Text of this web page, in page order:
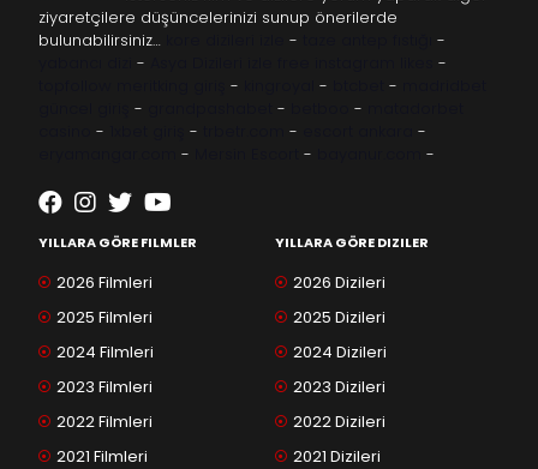
ziyaretçilere düşüncelerinizi sunup önerilerde
bulunabilirsiniz…
-
-
-
-
- - -
- - -
- - -
-
- - -
YILLARA GÖRE FILMLER
2026 Filmleri
2025 Filmleri
2024 Filmleri
2023 Filmleri
2022 Filmleri
2021 Filmleri
YILLARA GÖRE DIZILER
2026 Dizileri
2025 Dizileri
2024 Dizileri
2023 Dizileri
2022 Dizileri
2021 Dizileri